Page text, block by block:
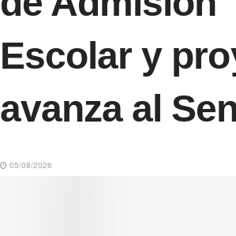
Escolar y
avanza al
05/08/2026